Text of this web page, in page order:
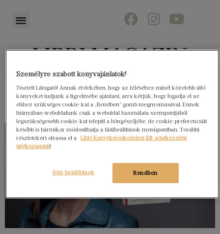
Könyvektől az olvasókig
Személyre szabott könyvajánlatok!
Tisztelt Látogató! Annak érdekében, hogy az ízléséhez minél közelebb álló
könyveket tudjunk a figyelmébe ajánlani, arra kérjük, hogy fogadja el az
ehhez szükséges cookie-kat a „Rendben” gomb megnyomásával. Ennek
hiányában weboldalunk csak a weboldal használata szempontjából
legszükségesebb cookie-kat telepíti a böngészőjébe, de cookie-preferenciáit
később is bármikor módosíthatja a Sütibeállítások menüpontban. További
részletekért olvassa el a
Libri Könyvkereskedelmi Kft. adatkezelési
tájékoztatóját!
Rendben
Süti beállítások